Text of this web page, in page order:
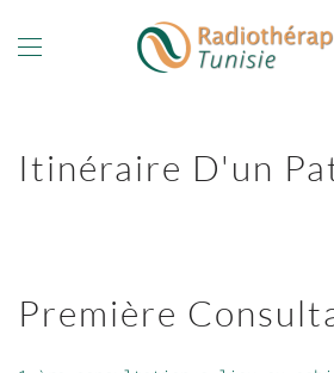
Itinéraire D'un
Première